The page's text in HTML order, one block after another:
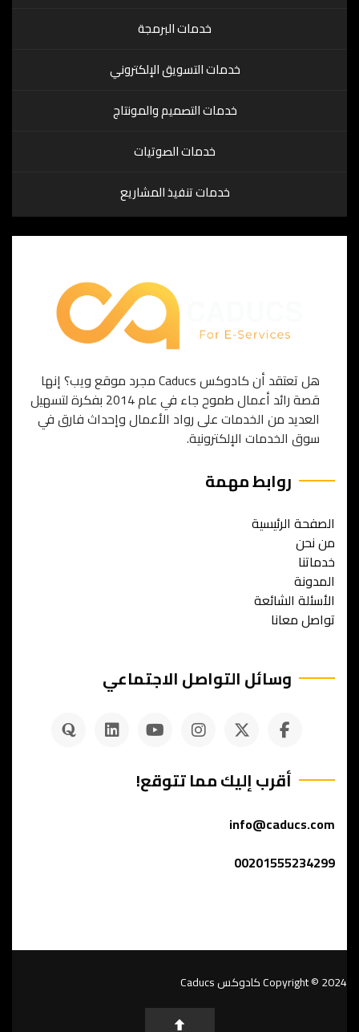
خدمات البرمجة
خدمات التسويق الإلكتروني
خدمات التصميم والمونتاج
خدمات الصوتيات
خدمات تنفيذ المشاريع
هل تعتقد أن كادوكس Caducs مجرد موقع ويب؟ إنها
قصة رائد أعمال طموح جاء في عام 2014 بفكرة لتسهيل
العديد من الخدمات على رواد الأعمال وإحداث فارق في
سوق الخدمات الإلكترونية.
روابط مهمة
الصفحة الرئيسية
من نحن
خدماتنا
المدونة
الأسئلة الشائعة
تواصل معانا
وسائل التواصل الاجتماعي
أقرب إليك مما تتوقع!
info@caducs.com
00201555234299
Copyright © 2024كادوكس Caducs